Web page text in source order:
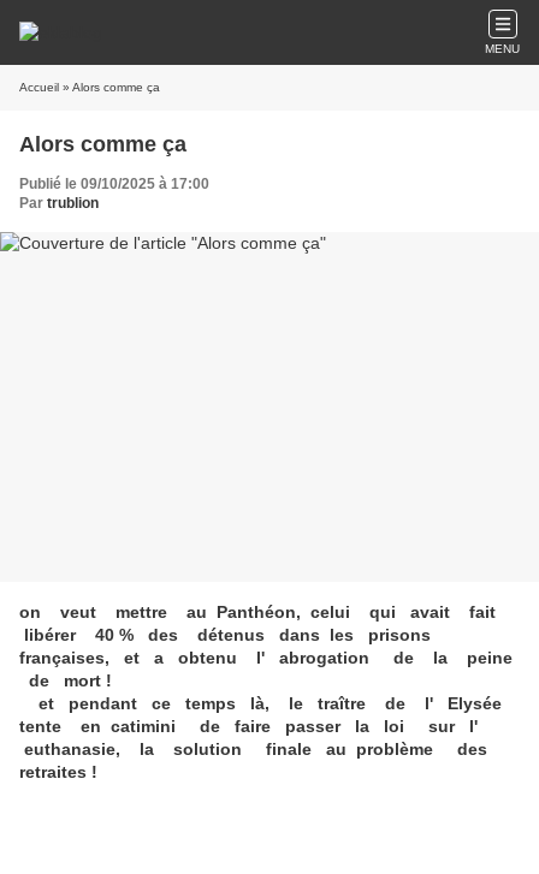
MENU
Accueil » Alors comme ça
Alors comme ça
Publié le 09/10/2025 à 17:00
Par trublion
on veut mettre au Panthéon, celui qui avait fait
libérer 40 % des détenus dans les prisons
françaises, et a obtenu l' abrogation de la peine
de mort !
et pendant ce temps là, le traître de l' Elysée
tente en catimini de faire passer la loi sur l'
euthanasie, la solution finale au problème des
retraites !